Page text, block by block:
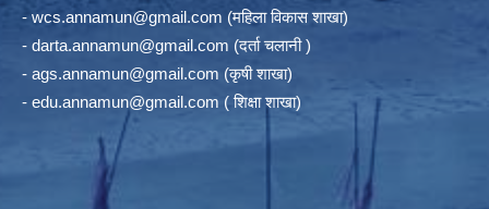
- wcs.annamun@gmail.com (महिला विकास शाखा)
- darta.annamun@gmail.com (दर्ता चलानी )
- ags.annamun@gmail.com (कृषी शाखा)
- edu.annamun@gmail.com ( शिक्षा शाखा)